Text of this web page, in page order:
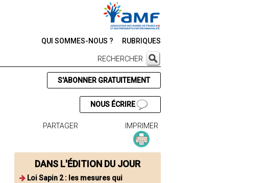
QUI SOMMES-NOUS ? RUBRIQUES
RECHERCHER
S'ABONNER GRATUITEMENT
NOUS ÉCRIRE
PARTAGER IMPRIMER
DANS L'ÉDITION DU JOUR
Loi Sapin 2 : les mesures qui